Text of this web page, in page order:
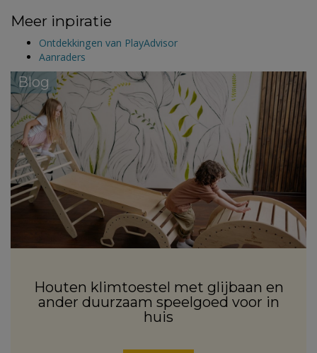
Meer inpiratie
Ontdekkingen van PlayAdvisor
Aanraders
Blog
Houten klimtoestel met glijbaan en
ander duurzaam speelgoed voor in
huis